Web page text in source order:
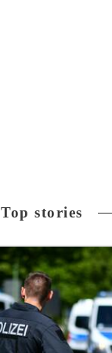
Top stories